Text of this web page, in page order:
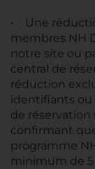
• Une
membres NH
notre site ou
central de
réduction
identifiants ou
de réservation
confirmant
programme
minimum de 5